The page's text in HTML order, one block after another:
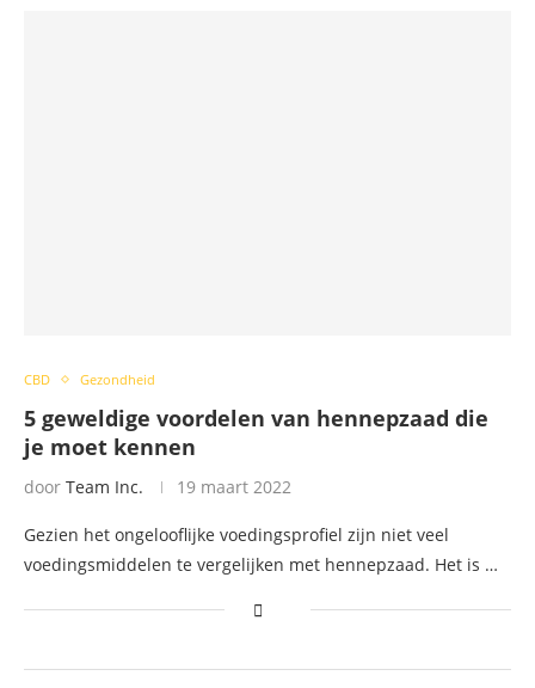
CBD Gezondheid
5 geweldige voordelen van hennepzaad die
je moet kennen
door Team Inc. 19 maart 2022
Gezien het ongelooflijke voedingsprofiel zijn niet veel
voedingsmiddelen te vergelijken met hennepzaad. Het is …